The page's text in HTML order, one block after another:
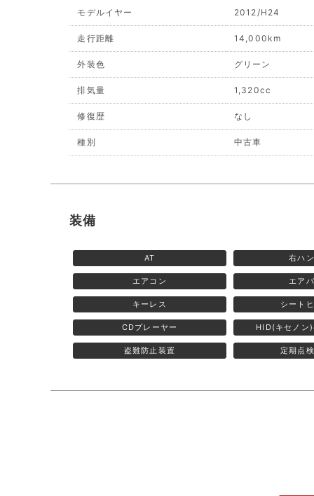
モデルイヤー 2012/H24
走行距離 14,000km
外装色 グリーン
排気量 1,320cc
修復歴 なし
種別 中古車
装備
AT 右ハ
エアコン エア
キーレス シート
CDプレーヤー HID(キセノン
盗難防止装置 定期点